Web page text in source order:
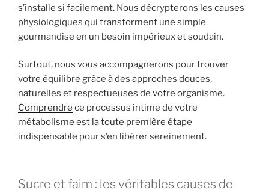
s’installe si facilement. Nous décrypterons les causes
physiologiques qui transforment une simple
gourmandise en un besoin impérieux et soudain.
Surtout, nous vous accompagnerons pour trouver
votre équilibre grâce à des approches douces,
naturelles et respectueuses de votre organisme.
Comprendre ce processus intime de votre
métabolisme est la toute première étape
indispensable pour s’en libérer sereinement.
Sucre et faim : les véritables causes de